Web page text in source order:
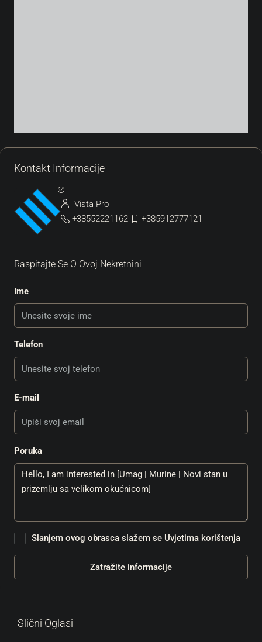
Kontakt Informacije
Vista Pro
+38552221162
+385912777121
Raspitajte Se O Ovoj Nekretnini
Ime
Telefon
E-mail
Poruka
Slanjem ovog obrasca slažem se Uvjetima korištenja
Zatražite informacije
Slični Oglasi